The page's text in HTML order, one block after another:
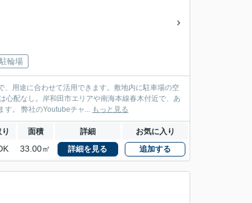
駐輪場
用途に合わせて活用できます。敷地内に駐車場の空
心配なし。岸和田市エリアや南海本線春木付近で、あ
なたのニーズに合ったお部屋探しをお手伝い致します。まずは当社へご連絡をお待ちしております。 弊社のYoutubeチャ... もっと見る
り 面積 詳細 お気に入り
33.00㎡ 詳細を見る 追加する